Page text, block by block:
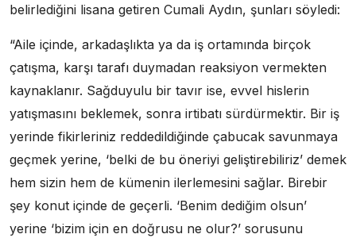
belirlediğini lisana getiren Cumali Aydın, şunları söyledi:
“Aile içinde, arkadaşlıkta ya da iş ortamında birçok
çatışma, karşı tarafı duymadan reaksiyon vermekten
kaynaklanır. Sağduyulu bir tavır ise, evvel hislerin
yatışmasını beklemek, sonra irtibatı sürdürmektir. Bir iş
yerinde fikirleriniz reddedildiğinde çabucak savunmaya
geçmek yerine, ‘belki de bu öneriyi geliştirebiliriz’ demek
hem sizin hem de kümenin ilerlemesini sağlar. Birebir
şey konut içinde de geçerli. ‘Benim dediğim olsun’
yerine ‘bizim için en doğrusu ne olur?’ sorusunu